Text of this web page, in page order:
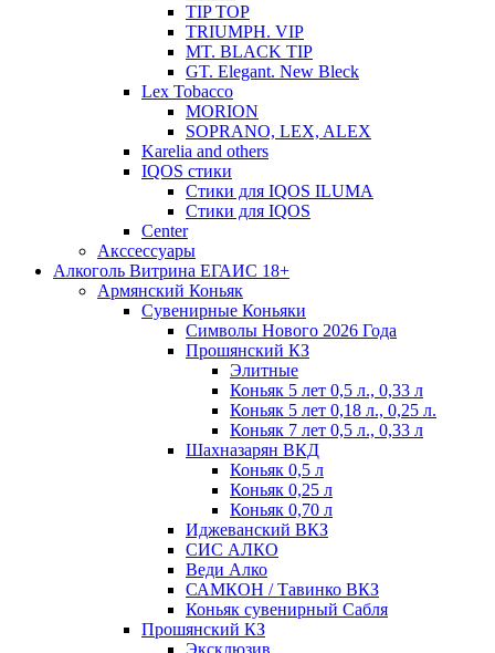
TIP TOP
TRIUMPH. VIP
MT. BLACK TIP
GT. Elegant. New Bleck
Lex Tobacco
MORION
SOPRANO, LEX, ALEX
Karelia and others
IQOS стики
Стики для IQOS ILUMA
Стики для IQOS
Сenter
Акссессуары
Алкоголь Витрина ЕГАИС 18+
Армянский Коньяк
Сувенирные Коньяки
Символы Нового 2026 Года
Прошянский КЗ
Элитные
Коньяк 5 лет 0,5 л., 0,33 л
Коньяк 5 лет 0,18 л., 0,25 л.
Коньяк 7 лет 0,5 л., 0,33 л
Шахназарян ВКД
Коньяк 0,5 л
Коньяк 0,25 л
Коньяк 0,70 л
Иджеванский ВКЗ
СИС АЛКО
Веди Алко
САМКОН / Тавинко ВКЗ
Коньяк сувенирный Сабля
Прошянский КЗ
Эксклюзив